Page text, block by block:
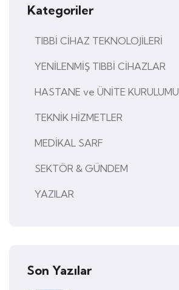
Kategoriler
TIBBİ CİHAZ TEKNOLOJİLERİ
YENİLENMİŞ TIBBİ CİHAZLAR
HASTANE ve ÜNİTE KURULUMU
TEKNİK HİZMETLER
MEDİKAL SARF
SEKTÖR & GÜNDEM
YAZILAR
Son Yazılar